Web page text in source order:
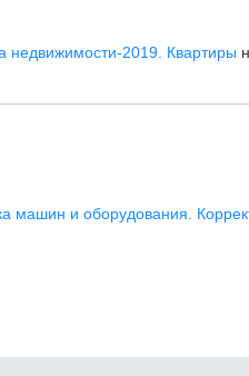
недвижимости-2019. Квартиры
машин и оборудования.